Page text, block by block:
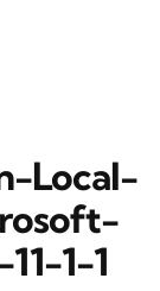
Local-
1-1